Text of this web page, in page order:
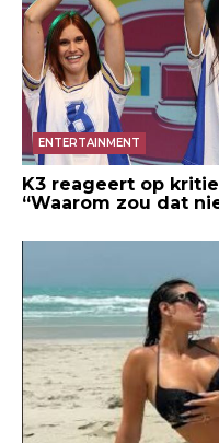
ENTERTAINMENT
K3 reageert op
“Waarom zou dat